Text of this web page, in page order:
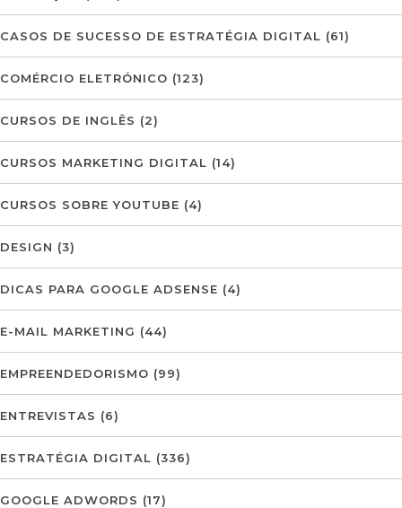
CASOS DE SUCESSO DE ESTRATÉGIA DIGITAL (61)
COMÉRCIO ELETRÓNICO (123)
CURSOS DE INGLÊS (2)
CURSOS MARKETING DIGITAL (14)
CURSOS SOBRE YOUTUBE (4)
DESIGN (3)
DICAS PARA GOOGLE ADSENSE (4)
E-MAIL MARKETING (44)
EMPREENDEDORISMO (99)
ENTREVISTAS (6)
ESTRATÉGIA DIGITAL (336)
GOOGLE ADWORDS (17)